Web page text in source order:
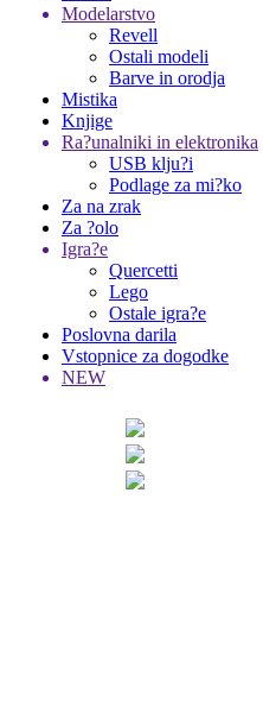
Modelarstvo
Revell
Ostali modeli
Barve in orodja
Mistika
Knjige
Ra?unalniki in elektronika
USB klju?i
Podlage za mi?ko
Za na zrak
Za ?olo
Igra?e
Quercetti
Lego
Ostale igra?e
Poslovna darila
Vstopnice za dogodke
NEW